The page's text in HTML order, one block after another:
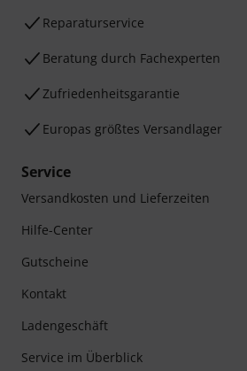
Reparaturservice
Beratung durch Fachexperten
Zufriedenheitsgarantie
Europas größtes Versandlager
Service
Versandkosten und Lieferzeiten
Hilfe-Center
Gutscheine
Kontakt
Ladengeschäft
Service im Überblick